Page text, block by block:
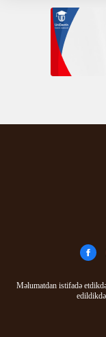
Məlumatdan istifadə